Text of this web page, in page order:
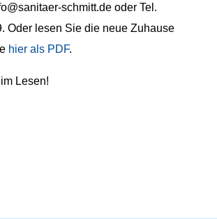
schmitt.de oder Tel.
Oder lesen Sie die neue Zuhause
hier als PDF.
Lesen!